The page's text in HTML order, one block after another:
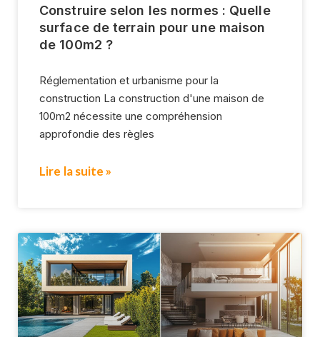
Construire selon les normes : Quelle
surface de terrain pour une maison
de 100m2 ?
Réglementation et urbanisme pour la
construction La construction d'une maison de
100m2 nécessite une compréhension
approfondie des règles
Lire la suite »